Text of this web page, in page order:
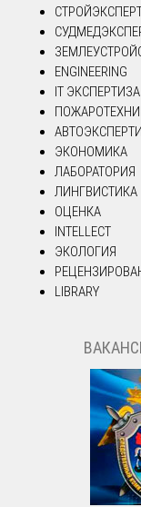
ENGINEERING
IT ЭКСПЕРТИЗА
ЭКОНОМИКА
ЛАБОРАТОРИЯ
ЛИНГВИСТИКА
ОЦЕНКА
INTELLECT
ЭКОЛОГИЯ
LIBRARY